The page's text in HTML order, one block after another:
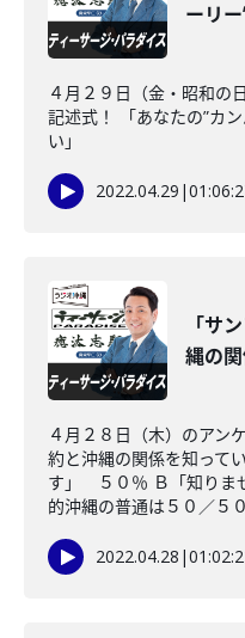
ーリー
４月２９日（金・昭和の
記述式！ 「あなたの”カ
い」
2022.04.29 |
「サ
縄の
４月２８日（木）のアン
約と沖縄の関係を知って
す」 ５０％ Ｂ「知り
的沖縄の普通は５０／５
2022.04.28 |